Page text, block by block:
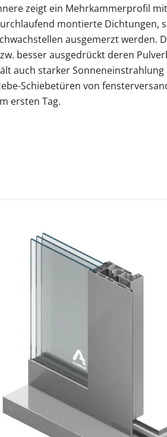
zeigt ein Mehrkammerprofil
montierte Dichtungen,
ausgemerzt werden.
besser ausgedrückt deren
auch starker
Schiebetüren von
ersten Tag.